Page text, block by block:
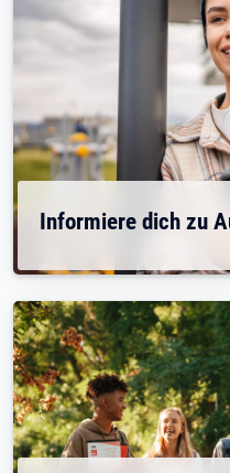
Informiere dich zu